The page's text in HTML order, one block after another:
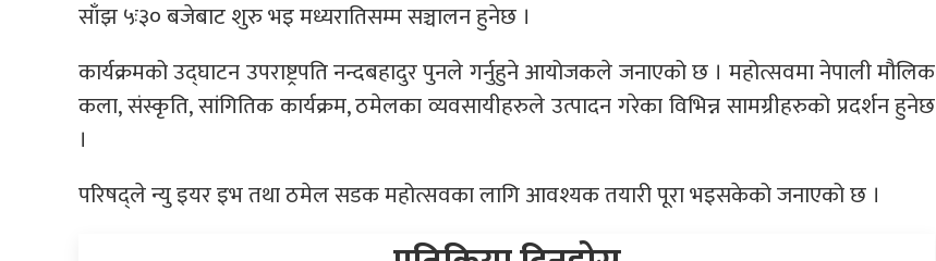
साँझ ५ः३० बजेबाट शुरु भइ मध्यरातिसम्म सञ्चालन हुनेछ ।
कार्यक्रमको उद्घाटन उपराष्ट्रपति नन्दबहादुर पुनले गर्नुहुने आयोजकले जनाएको छ । महोत्सवमा नेपाली मौलिक
कला, संस्कृति, सांगितिक कार्यक्रम, ठमेलका व्यवसायीहरुले उत्पादन गरेका विभिन्न सामग्रीहरुको प्रदर्शन हुनेछ
।
परिषद्ले न्यु इयर इभ तथा ठमेल सडक महोत्सवका लागि आवश्यक तयारी पूरा भइसकेको जनाएको छ ।